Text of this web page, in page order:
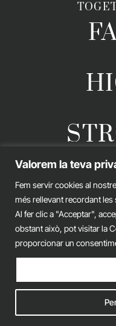
Valorem la teva
Fem servir cookies al
més rellevant recordant
Al fer clic a "Acceptar",
obstant això, pot visitar la
proporcionar un
GERARD ESTEVA
Legal advice